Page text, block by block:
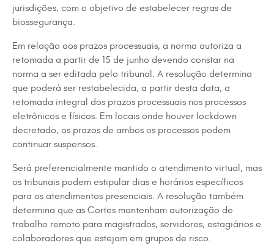
jurisdições, com o objetivo de estabelecer regras de
biossegurança.
Em relação aos prazos processuais, a norma autoriza a
retomada a partir de 15 de junho devendo constar na
norma a ser editada pelo tribunal. A resolução determina
que poderá ser restabelecida, a partir desta data, a
retomada integral dos prazos processuais nos processos
eletrônicos e físicos. Em locais onde houver lockdown
decretado, os prazos de ambos os processos podem
continuar suspensos.
Será preferencialmente mantido o atendimento virtual, mas
os tribunais podem estipular dias e horários específicos
para os atendimentos presenciais. A resolução também
determina que as Cortes mantenham autorização de
trabalho remoto para magistrados, servidores, estagiários e
colaboradores que estejam em grupos de risco.